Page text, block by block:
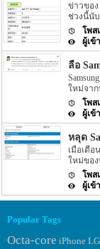
ข่าวของ
ช่วงนี้นั
รุ่นใหม่ข
อย่าง
สอบจา
C5010)
ตามข่า
Spec ขอ
พร้อมกับ
ลือ
ใหม่จาก
มากมา
ตรวจสอ
เปิดเผ
ล่าสุดนั้
ปลายเ
Galaxy
ธันวาค
รุ่นใหม่นี้
ใหม่นี้จะ
ดังกล่า
มกราคม
หลุด
เมื่อเดื
ใหม่ของ
ละเอียด
หน้าเว็บ
ข่าวต่าง
กลับมีข่า
ข่าวระ
รายละเ
Popular Tags
Octa-core iPhone LG